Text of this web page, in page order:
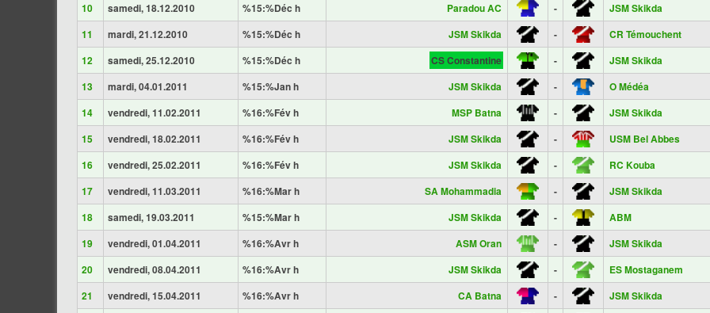
10
samedi, 18.12.2010 %15:%Déc h Paradou AC -
JSM Skikda
11
mardi, 21.12.2010 %15:%Déc h JSM Skikda -
CR Témouchent
12
samedi, 25.12.2010 %15:%Déc h CS Constantine -
JSM Skikda
13
mardi, 04.01.2011 %15:%Jan h JSM Skikda -
O Médéa
14
vendredi, 11.02.2011 %16:%Fév h MSP Batna -
JSM Skikda
15
vendredi, 18.02.2011 %16:%Fév h JSM Skikda -
USM Bel Abbes
16
vendredi, 25.02.2011 %16:%Fév h JSM Skikda -
RC Kouba
17
vendredi, 11.03.2011 %16:%Mar h SA Mohammadia -
JSM Skikda
18
samedi, 19.03.2011 %15:%Mar h JSM Skikda -
ABM
19
vendredi, 01.04.2011 %16:%Avr h ASM Oran -
JSM Skikda
20
vendredi, 08.04.2011 %16:%Avr h JSM Skikda -
ES Mostaganem
21
vendredi, 15.04.2011 %16:%Avr h CA Batna -
JSM Skikda